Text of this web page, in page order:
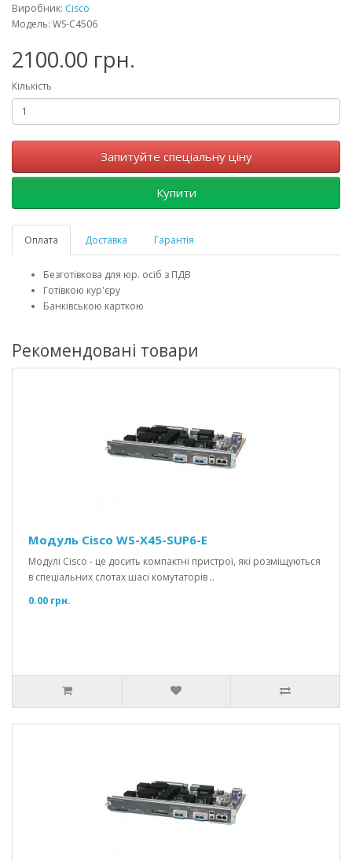
Виробник: Cisco
Модель: WS-C4506
2100.00 грн.
Кількість
Запитуйте спеціальну ціну
Купити
Оплата Доставка Гарантія
Безготівкова для юр. осіб з ПДВ
Готівкою кур'єру
Банківською карткою
Рекомендовані товари
Модуль Cisco WS-X45-SUP6-E
Модулі Cisco - це досить компактні пристрої, які розміщуються
в спеціальних слотах шасі комутаторів ..
0.00 грн.